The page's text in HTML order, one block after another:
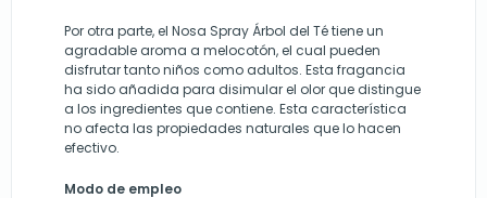
Por otra parte, el Nosa Spray Árbol del Té tiene un
agradable aroma a melocotón, el cual pueden
disfrutar tanto niños como adultos. Esta fragancia
ha sido añadida para disimular el olor que distingue
a los ingredientes que contiene. Esta característica
no afecta las propiedades naturales que lo hacen
efectivo.
Modo de empleo